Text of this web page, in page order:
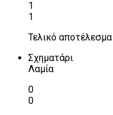
1
1
Τελικό αποτέλεσμα
Σχηματάρι
Λαμία
0
0